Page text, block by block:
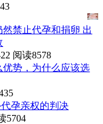
禁止代孕和捐卵 出
阅读8578
势，为什么应该选
孕亲权的判决
5704